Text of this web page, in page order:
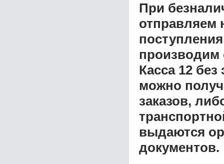
При
отправляем
производим
Касса 12
можно
заказов,
выдаются
документов.